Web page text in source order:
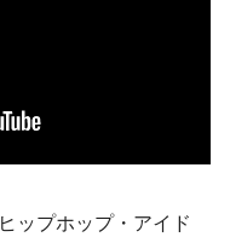
ヒップホップ・ アイド